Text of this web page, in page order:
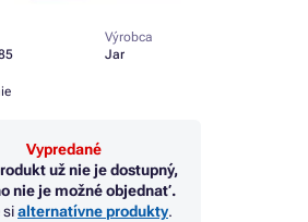
Výrobca
Jar
Vypredané
už nie je dostupný,
nie je možné objednať.
sialternatívne produkty.